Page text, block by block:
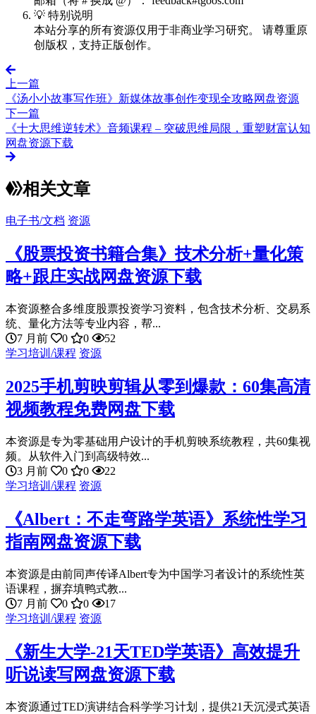
💡 特别说明
本站分享的所有资源仅用于非商业学习研究。 请尊重原
创版权，支持正版创作。
上一篇
《汤小小故事写作班》新媒体故事创作变现全攻略网盘资源
下一篇
《十大思维逆转术》音频课程 – 突破思维局限，重塑财富认知
网盘资源下载
相关文章
电子书/文档 资源
《股票投资书籍合集》技术分析+量化策
略+跟庄实战网盘资源下载
本资源整合多维度股票投资学习资料，包含技术分析、交易系
统、量化方法等专业内容，帮...
7 月前
0 0
52
学习培训/课程 资源
2025手机剪映剪辑从零到爆款：60集高清
视频教程免费网盘下载
本资源是专为零基础用户设计的手机剪映系统教程，共60集视
频。从软件入门到高级特效...
3 月前
0 0
22
学习培训/课程 资源
《Albert：不走弯路学英语》系统性学习
指南网盘资源下载
本资源是由前同声传译Albert专为中国学习者设计的系统性英
语课程，摒弃填鸭式教...
7 月前
0 0
17
学习培训/课程 资源
《新生大学-21天TED学英语》高效提升
听说读写网盘资源下载
本资源通过TED演讲结合科学学习计划，提供21天沉浸式英语